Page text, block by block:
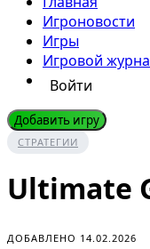
Игроновости
Игры
Игровой
Войти
Добавить игру
СТРАТЕГИИ
Ultimate
ДОБАВЛЕНО 14.02.2026